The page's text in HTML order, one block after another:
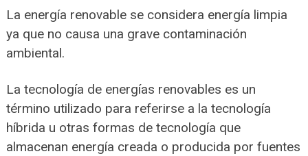
La energía renovable se considera energía limpia
ya que no causa una grave contaminación
ambiental.
La tecnología de energías renovables es un
término utilizado para referirse a la tecnología
híbrida u otras formas de tecnología que
almacenan energía creada o producida por fuentes